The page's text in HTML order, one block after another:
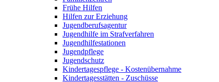
Frühe Hilfen
Hilfen zur Erziehung
Jugendberufsagentur
Jugendhilfe im Strafverfahren
Jugendhilfestationen
Jugendpflege
Jugendschutz
Kindertagespflege - Kostenübernahme
Kindertagesstätten - Zuschüsse